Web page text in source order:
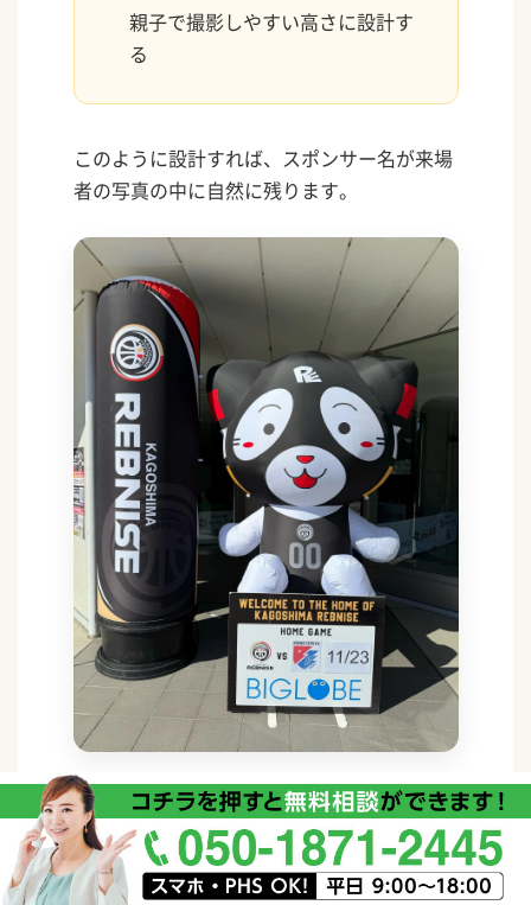
親子で撮影しやすい高さに設計す
る
このように設計すれば、スポンサー名が来場
者の写真の中に自然に残ります。
マスコット型のエア看板は、ファンが立ち止まりや
すく、写真に残りやすいフォトスポットをつくれま
す。